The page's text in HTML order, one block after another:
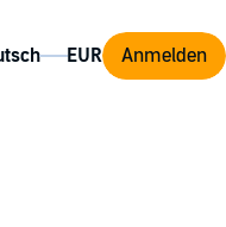
Anmelden